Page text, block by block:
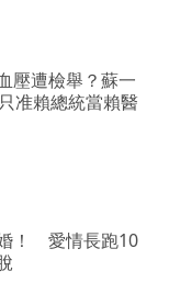
壓遭檢舉？蘇一
准賴總統當賴醫
！ 愛情長跑10